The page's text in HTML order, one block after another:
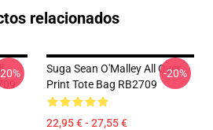
relacionados
Suga Sean O'Malley All Over
Print Tote Bag RB2709
22,95 € - 27,55 €
-20%